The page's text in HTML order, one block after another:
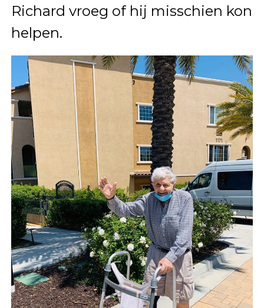
Richard vroeg of hij misschien kon
helpen.